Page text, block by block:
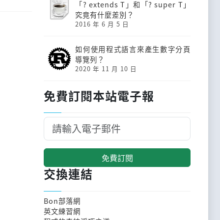
「? extends T」和「? super T」
究竟有什麼差別？
2016 年 6 月 5 日
如何使用程式語言來產生數字分頁
導覽列？
2020 年 11 月 10 日
免費訂閱本站電子報
免費訂閱
交換連結
Bon部落網
英文練習網